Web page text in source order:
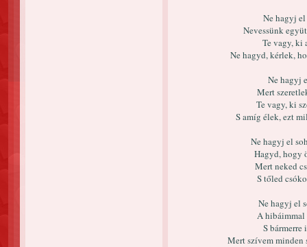
Ne hagyj
Nevessünk
Te vagy, ki
Ne hagyd, kérlek,
Ne hagyj
Mert
Te vagy, ki
S amíg élek, ezt
Ne hagyj el
Hagyd, hogy
Mert neked
S tőled
Ne hagyj el
A
S bármerre
Mert szívem minden